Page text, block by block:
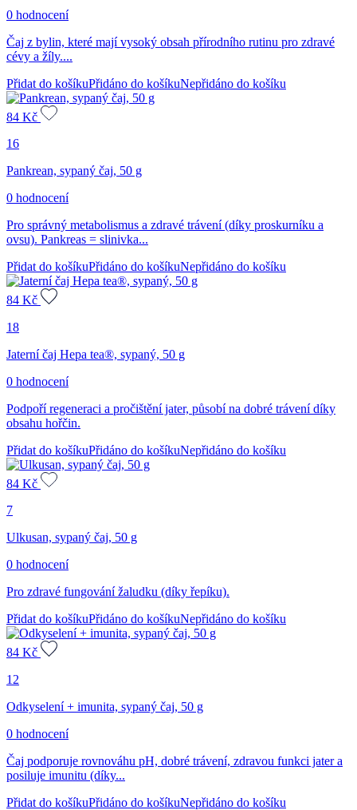
0 hodnocení
Čaj z bylin, které mají vysoký obsah přírodního rutinu pro zdravé
cévy a žíly....
Přidat do košíkuPřidáno do košíkuNepřidáno do košíku
84 Kč
16
Pankrean, sypaný čaj, 50 g
0 hodnocení
Pro správný metabolismus a zdravé trávení (díky proskurníku a
ovsu). Pankreas = slinivka...
Přidat do košíkuPřidáno do košíkuNepřidáno do košíku
84 Kč
18
Jaterní čaj Hepa tea®, sypaný, 50 g
0 hodnocení
Podpoří regeneraci a pročištění jater, působí na dobré trávení díky
obsahu hořčin.
Přidat do košíkuPřidáno do košíkuNepřidáno do košíku
84 Kč
7
Ulkusan, sypaný čaj, 50 g
0 hodnocení
Pro zdravé fungování žaludku (díky řepíku).
Přidat do košíkuPřidáno do košíkuNepřidáno do košíku
84 Kč
12
Odkyselení + imunita, sypaný čaj, 50 g
0 hodnocení
Čaj podporuje rovnováhu pH, dobré trávení, zdravou funkci jater a
posiluje imunitu (díky...
Přidat do košíkuPřidáno do košíkuNepřidáno do košíku